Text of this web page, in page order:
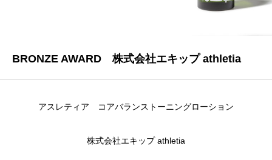
BRONZE AWARD 株式会社エキップ athletia
アスレティア コアバランストーニングローション
株式会社エキップ athletia